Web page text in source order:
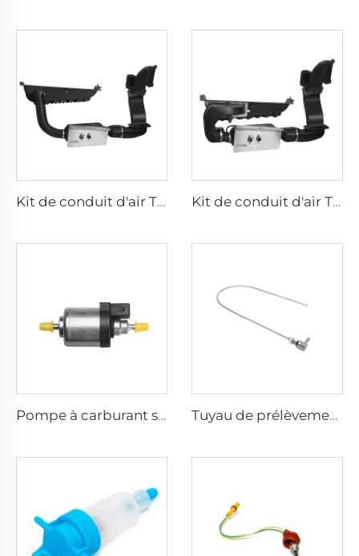
Kit de conduit d'air T5/6 - Standard Kit de conduit d'air T5/6 - Premium
Pompe à carburant silencieuse Tuyau de prélèvement de carburant - Pour voiture et fourgon